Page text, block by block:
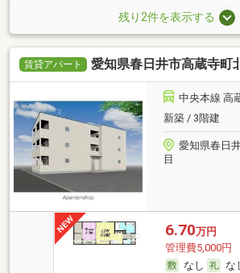
残り2件を表示する
賃貸アパート 愛知県春日井市高蔵寺町
中央本線 高
新築 / 3階建
愛知県春日
目
6.70万円
管理費5,000円
なし
な